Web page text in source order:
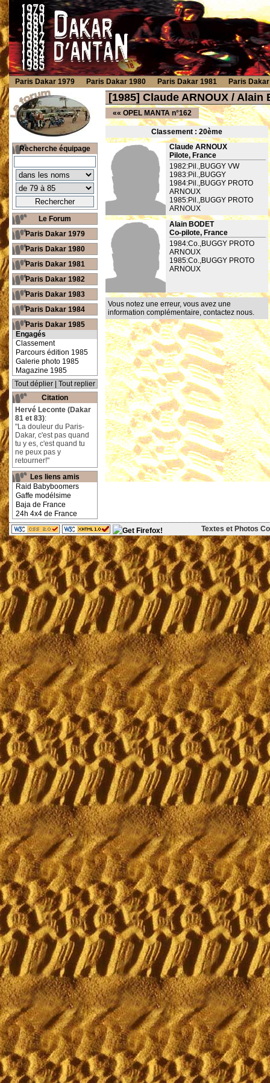
[1985] Claude ARNOUX / Alain
«« OPEL MANTA n°162
Classement : 20ème
Claude ARNOUX
Pilote, France
1982:Pil.,BUGGY VW
1983:Pil.,BUGGY
1984:Pil.,BUGGY PROTO
ARNOUX
1985:Pil.,BUGGY PROTO
ARNOUX
Alain BODET
Co-pilote, France
1984:Co.,BUGGY PROTO
ARNOUX
1985:Co.,BUGGY PROTO
ARNOUX
Vous notez une erreur, vous avez une
information complémentaire, contactez nous.
Recherche équipage
Le Forum
Paris Dakar 1979
Paris Dakar 1980
Paris Dakar 1981
Paris Dakar 1982
Paris Dakar 1983
Paris Dakar 1984
Paris Dakar 1985
Engagés
Classement
Parcours édition 1985
Galerie photo 1985
Magazine 1985
Tout déplier
Tout replier
Citation
Hervé Leconte (Dakar
81 et 83):
"La douleur du Paris-
Dakar, c'est pas quand
tu y es, c'est quand tu
ne peux pas y
retourner!"
Les liens amis
Raid Babyboomers
Gaffe modélsime
Baja de France
24h 4x4 de France
Paris Dakar 1979 Paris Dakar 1980 Paris Dakar 1981 Paris
Textes et Photos